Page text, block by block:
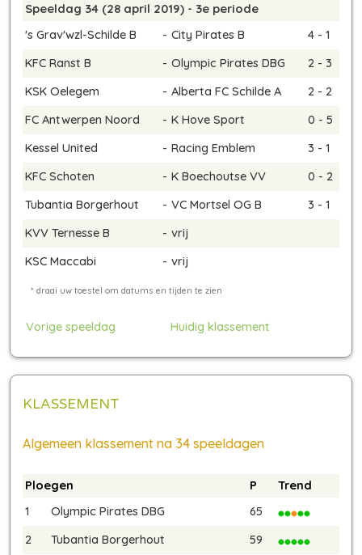
Speeldag 34 (28 april 2019) - 3e periode
's Grav'wzl-Schilde B
- City Pirates B
4 - 1
KFC Ranst B
- Olympic Pirates DBG
2 - 3
KSK Oelegem
- Alberta FC Schilde A
2 - 2
FC Antwerpen Noord
- K Hove Sport
0 - 5
Kessel United
- Racing Emblem
3 - 1
KFC Schoten
- K Boechoutse VV
0 - 2
Tubantia Borgerhout
- VC Mortsel OG B
3 - 1
KVV Ternesse B
- vrij
KSC Maccabi
- vrij
Vorige speeldag Huidig klassement
KLASSEMENT
Algemeen klassement na 34 speeldagen
Ploegen P
Trend
1
Olympic Pirates DBG
65
2
Tubantia Borgerhout
59